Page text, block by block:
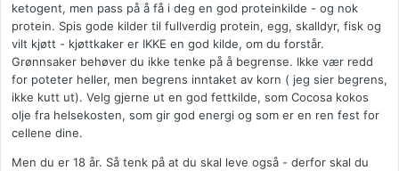
ketogent, men pass på å få i deg en god proteinkilde - og nok
protein. Spis gode kilder til fullverdig protein, egg, skalldyr, fisk og
vilt kjøtt - kjøttkaker er IKKE en god kilde, om du forstår.
Grønnsaker behøver du ikke tenke på å begrense. Ikke vær redd
for poteter heller, men begrens inntaket av korn ( jeg sier begrens,
ikke kutt ut). Velg gjerne ut en god fettkilde, som Cocosa kokos
olje fra helsekosten, som gir god energi og som er en ren fest for
cellene dine.
Men du er 18 år. Så tenk på at du skal leve også - derfor skal du